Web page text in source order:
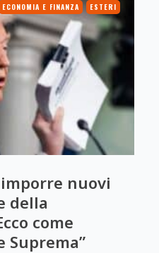
ECONOMIA E FINANZA ESTERI
nuovi
della
come
Suprema”